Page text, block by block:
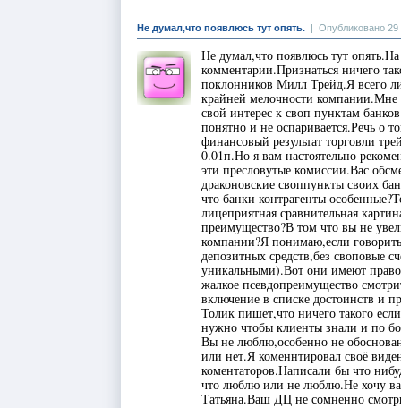
Не думал,что появлюсь тут опять. Опубликовано 29
Не думал,что появлюсь тут
комментарии.Признаться ничего
поклонников Милл Трейд.Я всего
крайней мелочности компании.Мне
свой интерес к своп пунктам
понятно и не оспаривается.Речь о
финансовый результат торговли
0.01п.Но я вам настоятельно
эти пресловутые комиссии.Вас
драконовские своппункты своих
что банки контрагенты
лицеприятная сравнительная
преимущество?В том что вы не
компании?Я понимаю,если
депозитных средств,без своповые
уникальными).Вот они имеют
жалкое псевдопреимущество
включение в списке достоинств и
Толик пишет,что ничего такого
нужно чтобы клиенты знали и по
Вы не люблю,особенно не
или нет.Я коменнтировал своё
коментаторов.Написали бы что
что люблю или не люблю.Не хочу
Татьяна.Ваш ДЦ не сомненно